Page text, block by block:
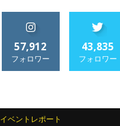
57,912
フォロワー
43,835
フォロワー
イベントレポート